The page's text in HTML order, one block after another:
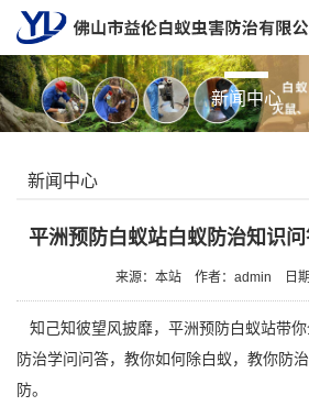
新闻中心
新闻中心
平洲预防白蚁站白蚁防治知识
来源：本站 作者：admin 日
知己知彼望风披靡， 平洲预防白蚁站带
防治学问问答，教你如何除白蚁，教你防
防。